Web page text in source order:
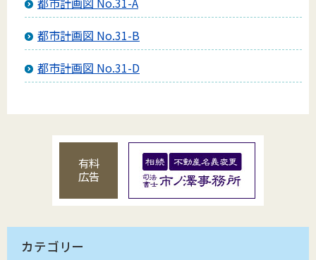
都市計画図 No.31-B
都市計画図 No.31-D
有料
広告
カテゴリー